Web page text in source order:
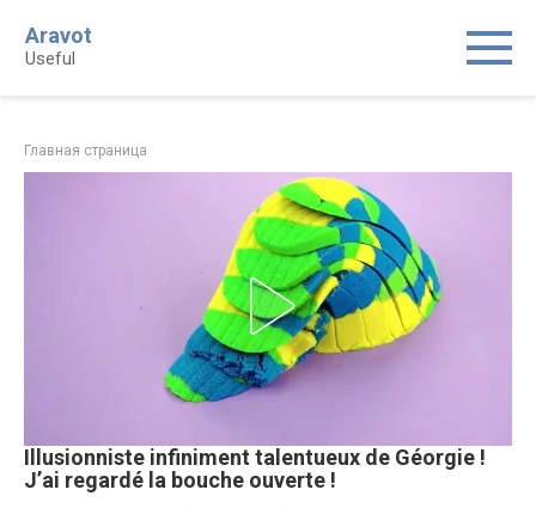
content
Aravot
Useful
Главная страница
Illusionniste infiniment talentueux de Géorgie !
J’ai regardé la bouche ouverte !